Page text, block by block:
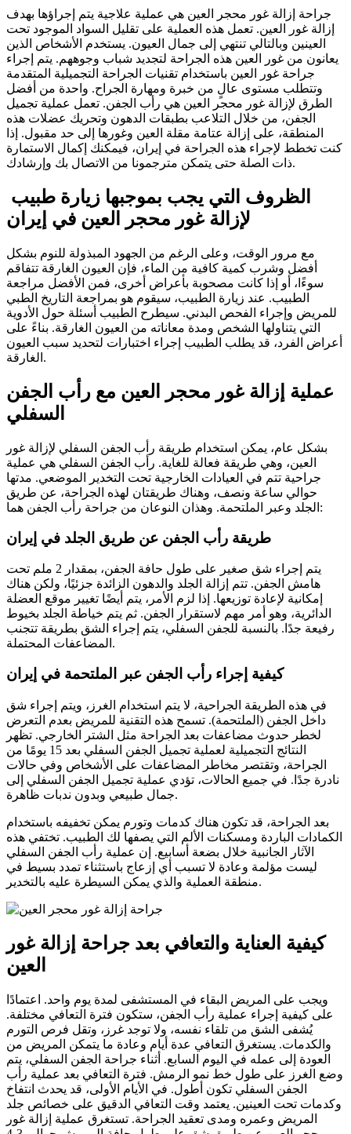
جراحة إزالة غور محجر العين هي عملية علاجية يتم إجراؤها بهدف
إزالة غور العين. تعمل هذه العملية على تقليل السواد الموجود تحت
العينين وبالتالي تنتهي إلى جمال العيون. يستخدم الأشخاص الذين
يعانون من غور العين هذه الجراحة لتجديد شباب وجوههم. يتم إجراء
جراحة غور العين باستخدام تقنيات الجراحة التجميلية المتقدمة
وتتطلب مستوى عالٍ من خبرة ومهارة الجراح. واحدة من أفضل
الطرق لإزالة غور محجر العين هي رأب الجفن. تعمل عملية تجميل
الجفن، من خلال التلاعب بطبقات الدهون وتحريك عضلات هذه
المنطقة، على إزالة عتامة مقلة العين وغورها إلى حد مقبول. إذا
كنت تخطط لإجراء هذه الجراحة في إيران، فيمكنك إكمال الاستمارة
ذات الصلة حتى يتمكن مترجمونا من الاتصال بك وإرشادك.
لإزالة غور محجر العين في إيران
مع مرور الوقت، وعلى الرغم من الجهود المبذولة للنوم بشكل
أفضل وشرب كمية كافية من الماء، فإن العيون الغارقة تتفاقم
سوءًا، أو إذا كانت مصحوبة بأعراض أخرى، فمن الأفضل مراجعة
الطبيب. عند زيارة الطبيب، سيقوم هو بمراجعة التاريخ الطبي
للمريض وإجراء الفحص البدني. سيطرح الطبيب أسئلة حول الأدوية
التي يتناولها الشخص ومدة معاناته من العيون الغارقة. بناءً على
أعراض الفرد، قد يطلب الطبيب إجراء اختبارات لتحديد سبب العيون
الغارقة.
عملية إزالة غور محجر العين مع رأب الجفن
السفلي
بشكل عام، يمكن استخدام طريقة رأب الجفن السفلي لإزالة غور
العين، وهي طريقة فعالة للغاية. رأب الجفن السفلي هي عملية
جراحية تتم في العيادات الخارجية تحت التخدير الموضعي. مدتها
حوالي ساعة ونصف، وهناك طريقتان لهذه الجراحة، عن طريق
الجلد وعبر الملتحمة. وهذان النوعان من جراحة رأب الجفن هما:
طريقة رأب الجفن عن طريق الجلد في إيران
يتم إجراء شق صغير على طول حافة الجفن، بمقدار 2 ملم تحت
هامش الجفن. تتم إزالة الجلد والدهون الزائدة جزئيًا، ولكن هناك
إمكانية لإعادة توزيعها. إذا لزم الأمر، يتم أيضًا تغيير موقع العضلة
الدائرية، وهو أمر مهم لاستقرار الجفن. ثم يتم خياطة الجلد بخيوط
رفيعة جدًا. بالنسبة للجفن السفلي، يتم إجراء الشق بطريقة تتجنب
المضاعفات المحتملة.
كيفية إجراء رأب الجفن عبر الملتحمة في إيران
في هذه الطريقة الجراحية، لا يتم استخدام الغرز، ويتم إجراء شق
داخل الجفن (الملتحمة). تسمح هذه التقنية للمريض بعدم التعرض
لخطر حدوث مضاعفات بعد الجراحة مثل الشتر الخارجي. تظهر
النتائج التجميلية لعملية تجميل الجفن السفلي بعد 15 يومًا من
الجراحة، وتقتصر مخاطر المضاعفات على الأشخاص وفي حالات
نادرة جدًا. في جميع الحالات، تؤدي عملية تجميل الجفن السفلي إلى
جمال طبيعي وبدون ندبات ظاهرة.
بعد الجراحة، قد تكون هناك كدمات وتورم يمكن تخفيفه باستخدام
الكمادات الباردة ومسكنات الألم التي يصفها لك الطبيب. تختفي هذه
الآثار الجانبية خلال بضعة أسابيع. إن عملية رأب الجفن السفلي
ليست مؤلمة وعادة لا تسبب أي إزعاج باستثناء تمدد بسيط في
منطقة العملية والذي يمكن السيطرة عليه بالتخدير.
كيفية العناية والتعافي بعد جراحة إزالة غور
العين
ويجب على المريض البقاء في المستشفى لمدة يوم واحد. اعتمادًا
على كيفية إجراء عملية رأب الجفن، ستكون فترة التعافي مختلفة.
يُشفى الشق من تلقاء نفسه، ولا توجد غرز، وتقل فرص التورم
والكدمات. يستغرق التعافي عدة أيام وعادة ما يتمكن المريض من
العودة إلى عمله في اليوم السابع. أثناء جراحة الجفن السفلي، يتم
وضع الغرز على طول خط نمو الرمش. فترة التعافي بعد عملية رأب
الجفن السفلي تكون أطول. في الأيام الأولى، قد يحدث انتفاخ
وكدمات تحت العينين. يعتمد وقت التعافي الدقيق على خصائص جلد
المريض وعمره ومدى تعقيد الجراحة. تستغرق عملية إزالة غور